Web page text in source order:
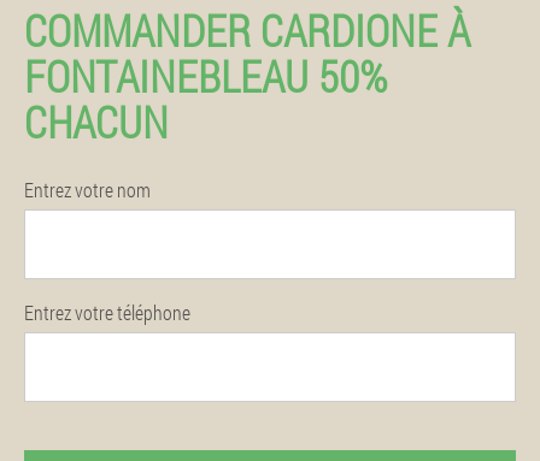
COMMANDER CARDIONE À
FONTAINEBLEAU 50%
CHACUN
Entrez votre nom
Entrez votre téléphone